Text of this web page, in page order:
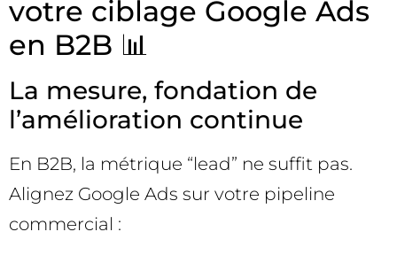
votre ciblage Google Ads
en B2B 📊
La mesure, fondation de
l’amélioration continue
En B2B, la métrique “lead” ne suffit pas.
Alignez Google Ads sur votre pipeline
commercial :